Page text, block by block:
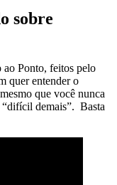
sobre
ao Ponto, feitos pelo
quer entender o
que você nunca
“difícil demais”. Basta